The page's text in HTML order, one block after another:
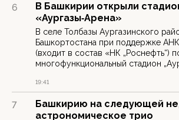
6
В Башкирии открыли
«Аургазы‑Арена»
В селе Толбазы Аургазинского
Башкортостана при поддержке
(входит в состав «НК „Роснефть“)
многофункциональный стадион
19:41
7
Башкирию на следующей
астрономическое трио